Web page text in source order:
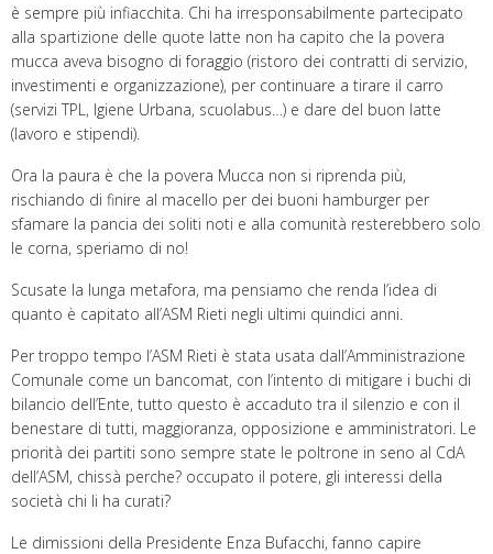
è sempre più infiacchita. Chi ha irresponsabilmente partecipato
alla spartizione delle quote latte non ha capito che la povera
mucca aveva bisogno di foraggio (ristoro dei contratti di servizio,
investimenti e organizzazione), per continuare a tirare il carro
(servizi TPL, Igiene Urbana, scuolabus…) e dare del buon latte
(lavoro e stipendi).
Ora la paura è che la povera Mucca non si riprenda più,
rischiando di finire al macello per dei buoni hamburger per
sfamare la pancia dei soliti noti e alla comunità resterebbero solo
le corna, speriamo di no!
Scusate la lunga metafora, ma pensiamo che renda l’idea di
quanto è capitato all’ASM Rieti negli ultimi quindici anni.
Per troppo tempo l’ASM Rieti è stata usata dall’Amministrazione
Comunale come un bancomat, con l’intento di mitigare i buchi di
bilancio dell’Ente, tutto questo è accaduto tra il silenzio e con il
benestare di tutti, maggioranza, opposizione e amministratori. Le
priorità dei partiti sono sempre state le poltrone in seno al CdA
dell’ASM, chissà perche? occupato il potere, gli interessi della
società chi li ha curati?
Le dimissioni della Presidente Enza Bufacchi, fanno capire